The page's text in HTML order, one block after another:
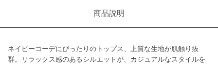
商品説明
ネイビーコーデにぴったりのトップス、上質な生地が肌触り抜
群。リラックス感のあるシルエットが、カジュアルなスタイルを